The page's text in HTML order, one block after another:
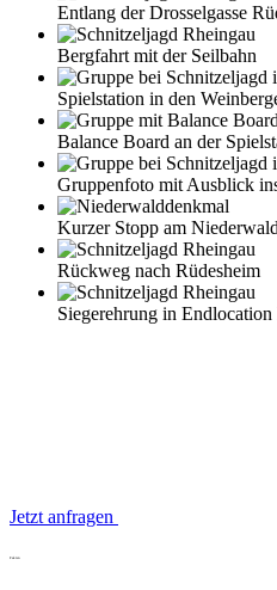
Entlang der Drosselgasse
Bergfahrt mit der Seilbahn
Spielstation in den
Balance Board an der
Gruppenfoto mit Ausblick
Kurzer Stopp am
Rückweg nach Rüdesheim
Siegerehrung in Endlocation
Jetzt anfragen
Fakten